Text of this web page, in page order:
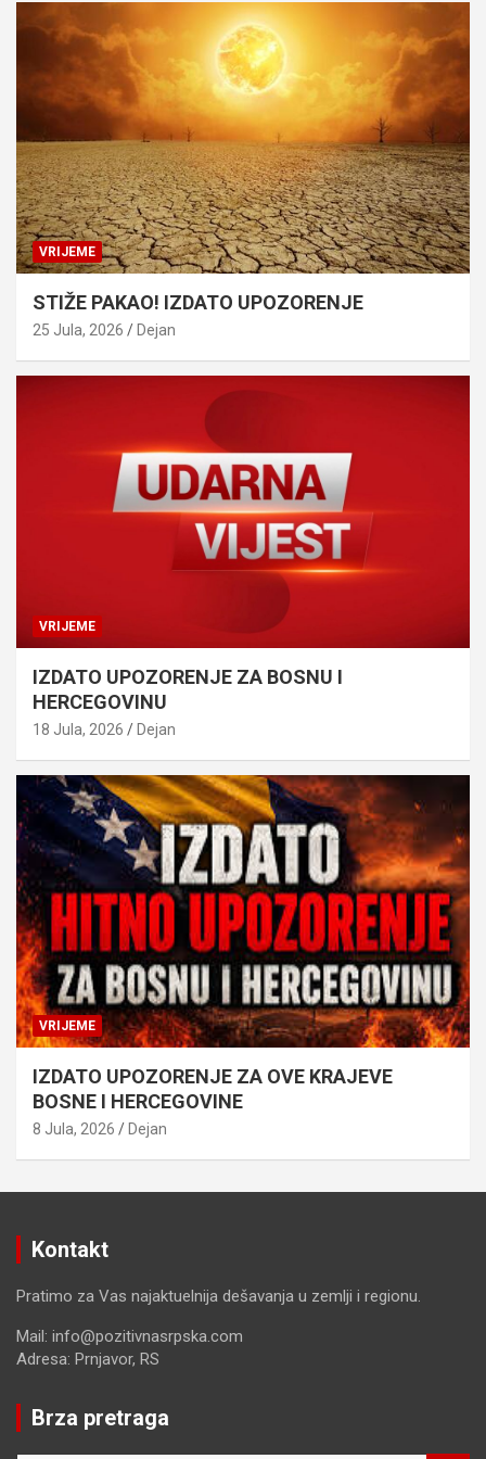
VRIJEME
STIŽE PAKAO! IZDATO UPOZORENJE
25 Jula, 2026 Dejan
VRIJEME
IZDATO UPOZORENJE ZA BOSNU I
HERCEGOVINU
18 Jula, 2026 Dejan
VRIJEME
IZDATO UPOZORENJE ZA OVE KRAJEVE
BOSNE I HERCEGOVINE
8 Jula, 2026 Dejan
Kontakt
Pratimo za Vas najaktuelnija dešavanja u zemlji i regionu.
Mail: info@pozitivnasrpska.com
Adresa: Prnjavor, RS
Brza pretraga